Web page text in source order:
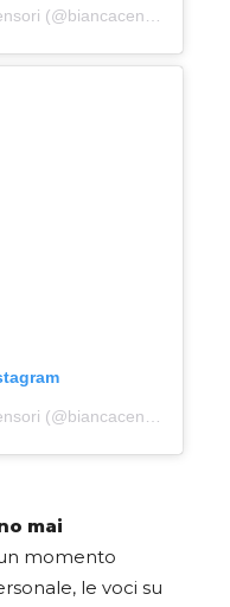
Un post condiviso da Bianca Censori (@biancacensori)
mai
momento
le voci su